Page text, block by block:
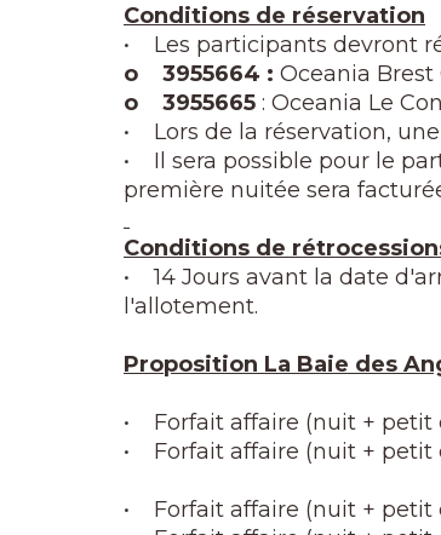
Conditions de réservation
• Les participants devront
o 3955664 : Oceania Brest
o 3955665 : Oceania Le
• Lors de la réservation,
• Il sera possible pour le
première nuitée sera
Conditions de
• 14 Jours avant la date
l'allotement.
Proposition La Baie des
• Forfait affaire (nuit + petit
• Forfait affaire (nuit + petit
• Forfait affaire (nuit + petit